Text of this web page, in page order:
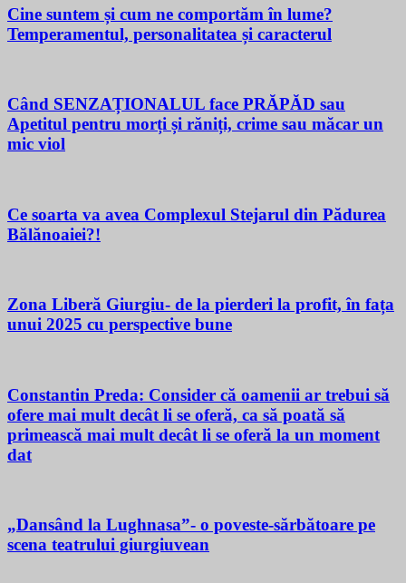
Cine suntem și cum ne comportăm în lume?
Temperamentul, personalitatea și caracterul
Când SENZAȚIONALUL face PRĂPĂD sau
Apetitul pentru morți și răniți, crime sau măcar un
mic viol
Ce soarta va avea Complexul Stejarul din Pădurea
Bălănoaiei?!
Zona Liberă Giurgiu- de la pierderi la profit, în fața
unui 2025 cu perspective bune
Constantin Preda: Consider că oamenii ar trebui să
ofere mai mult decât li se oferă, ca să poată să
primească mai mult decât li se oferă la un moment
dat
„Dansând la Lughnasa”- o poveste-sărbătoare pe
scena teatrului giurgiuvean